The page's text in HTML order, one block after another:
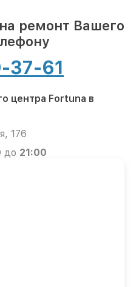
ремонт Вашего
37-61
центра Fortuna в
176
до 21:00